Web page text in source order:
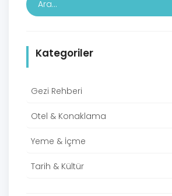
Kategoriler
Gezi Rehberi
Otel & Konaklama
Yeme & İçme
Tarih & Kültür